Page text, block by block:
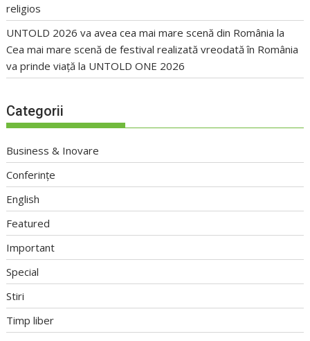
religios
UNTOLD 2026 va avea cea mai mare scenă din România la
Cea mai mare scenă de festival realizată vreodată în România
va prinde viață la UNTOLD ONE 2026
Categorii
Business & Inovare
Conferințe
English
Featured
Important
Special
Stiri
Timp liber